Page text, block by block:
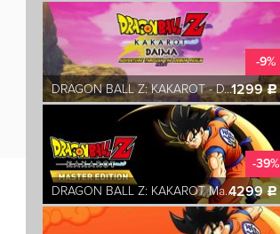
-9%
DRAGON BALL Z: KAKAROT - DAIMA - Adventure Through The Demon Realm PART 11299c
-39%
DRAGON BALL Z: KAKAROT Master Edition4299c